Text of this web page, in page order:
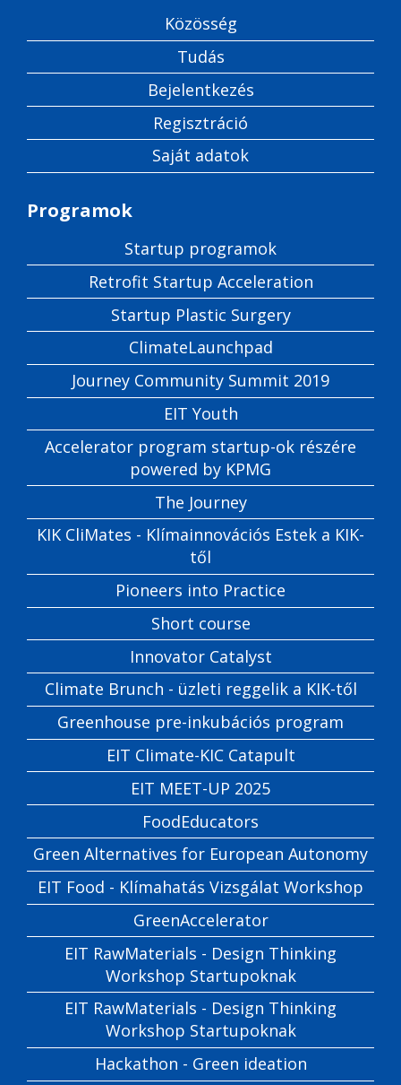
Közösség
Tudás
Bejelentkezés
Regisztráció
Saját adatok
Programok
Startup programok
Retrofit Startup Acceleration
Startup Plastic Surgery
ClimateLaunchpad
Journey Community Summit 2019
EIT Youth
Accelerator program startup-ok részére
powered by KPMG
The Journey
KIK CliMates - Klímainnovációs Estek a KIK-
től
Pioneers into Practice
Short course
Innovator Catalyst
Climate Brunch - üzleti reggelik a KIK-től
Greenhouse pre-inkubációs program
EIT Climate-KIC Catapult
EIT MEET-UP 2025
FoodEducators
Green Alternatives for European Autonomy
EIT Food - Klímahatás Vizsgálat Workshop
GreenAccelerator
EIT RawMaterials - Design Thinking
Workshop Startupoknak
EIT RawMaterials - Design Thinking
Workshop Startupoknak
Hackathon - Green ideation